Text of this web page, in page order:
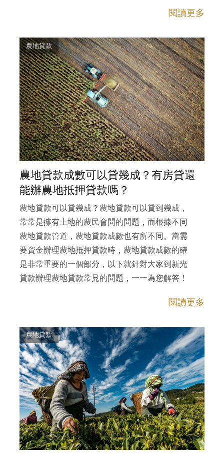
閱讀更多
農地貸款
農地貸款成數可以貸幾成？有房貸還
能辦農地抵押貸款嗎？
農地貸款可以貸幾成？農地貸款可以貸到幾成，
常常是擁有土地的農民會問的問題，而根據不同
農地貸款管道，農地貸款成數也有所不同。當需
要資金辦理農地抵押貸款時，農地貸款成數的確
是非常重要的一個部分，以下就針對大家到新光
貸款辦理農地貸款常見的問題，一一為您解答！
閱讀更多
農地貸款